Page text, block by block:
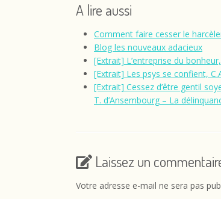
A lire aussi
Comment faire cesser le
Blog les nouveaux adacieux
[Extrait] L’entreprise du
[Extrait] Les psys se confient,
[Extrait] Cessez d’être gentil
T. d’Ansembourg – La
Laissez un
Votre adresse e-mail ne sera pas